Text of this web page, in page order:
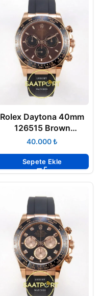
Rolex Daytona 40mm
126515 Brown
Oysterflex ERF Factory
₺
Sepete Ekle